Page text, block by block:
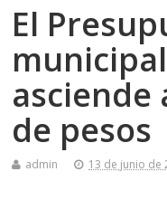
El
asciende
de pesos
admin 13 de junio de